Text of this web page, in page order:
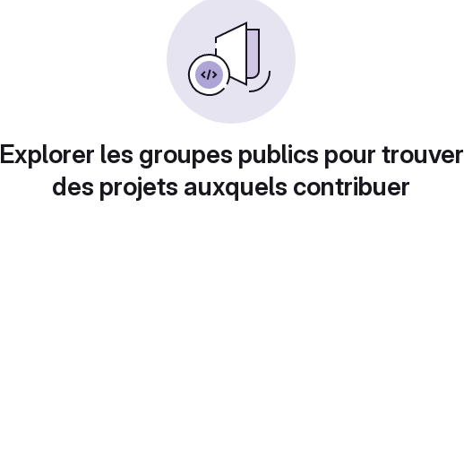
Explorer les groupes publics pour trouver
des projets auxquels contribuer